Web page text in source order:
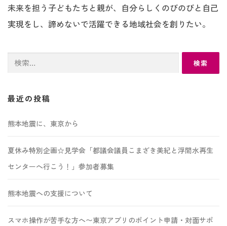
未来を担う子どもたちと親が、自分らしくのびのびと自己
実現をし、諦めないで活躍できる地域社会を創りたい。
検
最近の投稿
熊本地震に、東京から
夏休み特別企画☆見学会「都議会議員こまざき美紀と浮間水再生
センターへ行こう！」参加者募集
熊本地震への支援について
スマホ操作が苦手な方へ〜東京アプリのポイント申請・対面サポ